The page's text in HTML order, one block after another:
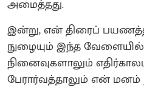
அமைத்தது.
இன்று, என் திரைப்
நுழையும் இந்த வேளையில்,
நினைவுகளாலும்
பேரார்வத்தாலும் என் மனம்